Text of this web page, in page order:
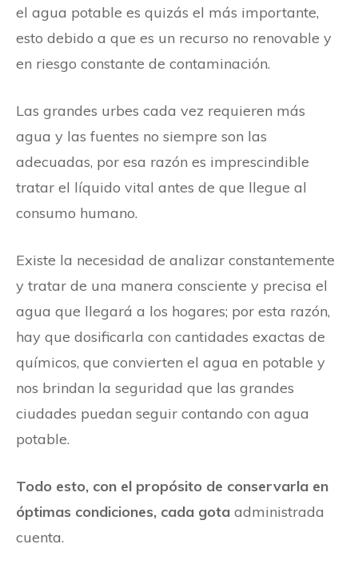
el agua potable es quizás el más importante,
esto debido a que es un recurso no renovable y
en riesgo constante de contaminación.
Las grandes urbes cada vez requieren más
agua y las fuentes no siempre son las
adecuadas, por esa razón es imprescindible
tratar el líquido vital antes de que llegue al
consumo humano.
Existe la necesidad de analizar constantemente
y tratar de una manera consciente y precisa el
agua que llegará a los hogares; por esta razón,
hay que dosificarla con cantidades exactas de
químicos, que convierten el agua en potable y
nos brindan la seguridad que las grandes
ciudades puedan seguir contando con agua
potable.
Todo esto, con el propósito de conservarla en
óptimas condiciones, cada gota administrada
cuenta.